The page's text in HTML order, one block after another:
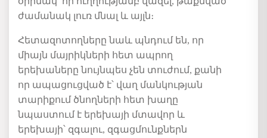
ժամանակ լուռ մնալ և այլն։
Հետազոտողները նաև պնդում են, որ
միայն մայրիկների հետ ապրող
երեխաները նույնպես չեն տուժում, քանի
որ ապացուցված է՝ վաղ մանկության
տարիքում ծնողների հետ խաղը
նպաստում է երեխայի մտավոր և
երեխայի՝ զգալու, զգացմունքներն